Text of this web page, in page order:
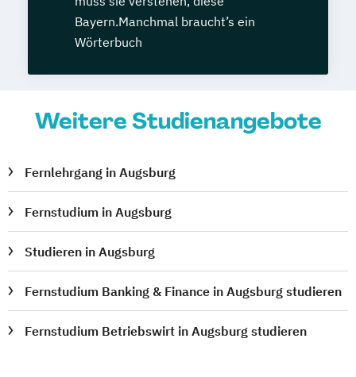
Bayern.Manchmal braucht’s ein
Wörterbuch
Weitere Studienangebote
Fernlehrgang in Augsburg
Fernstudium in Augsburg
Studieren in Augsburg
Fernstudium Banking & Finance in Augsburg studieren
Fernstudium Betriebswirt in Augsburg studieren